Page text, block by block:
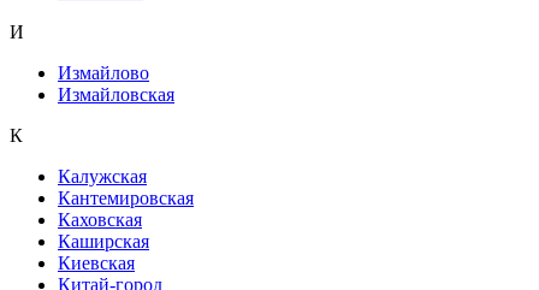
И
Измайлово
Измайловская
К
Калужская
Кантемировская
Каховская
Каширская
Киевская
Китай-город